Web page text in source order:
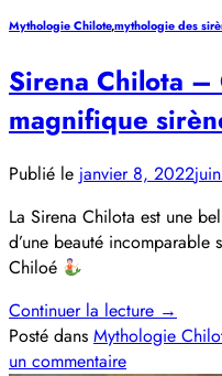
Mythologie Chilote,mythologie des
Sirena Chilota
magnifique
Publié le janvier 8, 2022
La Sirena Chilota est une
d’une beauté incomparable
Chiloé
Continuer la lecture →
Posté dans Mythologie
un commentaire